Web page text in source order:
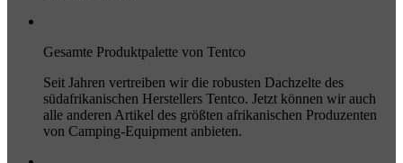
Gesamte Produktpalette von Tentco
Seit Jahren vertreiben wir die robusten Dachzelte des
südafrikanischen Herstellers Tentco. Jetzt können wir auch
alle anderen Artikel des größten afrikanischen Produzenten
von Camping-Equipment anbieten.